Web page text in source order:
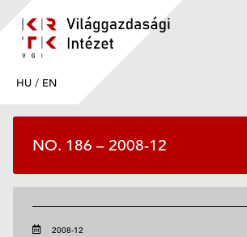
HU / EN
NO. 186 – 2008-12
2008-12